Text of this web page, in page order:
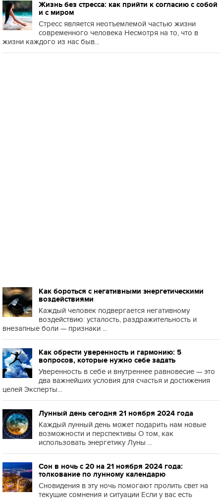
Жизнь без стресса: как прийти к согласию с собой
и с миром
Стресс является неотъемлемой частью жизни
современного человека Несмотря на то, что в
жизни каждого из нас быв...
Как бороться с негативными энергетическими
воздействиями
Каждый человек подвергается негативному
воздействию: усталость, раздражительность и
внезапные боли — признаки ...
Как обрести уверенность и гармонию: 5
вопросов, которые нужно себе задать
Уверенность в себе и внутреннее равновесие — это
два важнейших условия для счастья и достижения
целей Эксперты...
Лунный день сегодня 21 ноября 2024 года
Каждый лунный день может подарить нам новые
возможности и перспективы О том, как
использовать энергетику Луны ...
Сон в ночь с 20 на 21 ноября 2024 года:
толкование по лунному календарю
Сновидения в эту ночь помогают пролить свет на
текущие сомнения и ситуации Если у вас есть